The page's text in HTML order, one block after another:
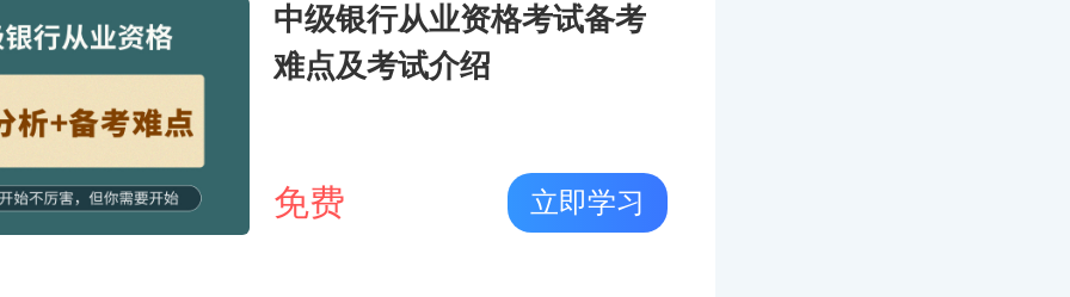
中级银行从业资格考试备考
难点及考试介绍
免费 立即学习